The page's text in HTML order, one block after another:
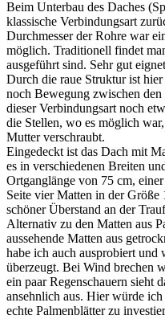
Beim Unterbau des Daches
klassische Verbindungsart
Durchmesser der Rohre war
möglich. Traditionell findet
ausgeführt sind. Sehr gut
Durch die raue Struktur ist
noch Bewegung zwischen
dieser Verbindungsart noch
die Stellen, wo es möglich
Mutter verschraubt.
Eingedeckt ist das Dach mit
es in verschiedenen Breiten
Ortganglänge von 75 cm,
Seite vier Matten in der Größe
schöner Überstand an der
Alternativ zu den Matten aus
aussehende Matten aus
habe ich auch ausprobiert
überzeugt. Bei Wind brechen
ein paar Regenschauern sieht
ansehnlich aus. Hier würde
echte Palmenblätter zu